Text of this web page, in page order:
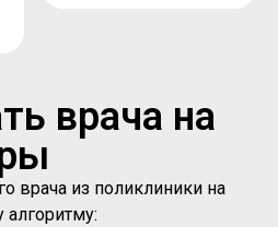
врача на
врача из поликлиники на
алгоритму: